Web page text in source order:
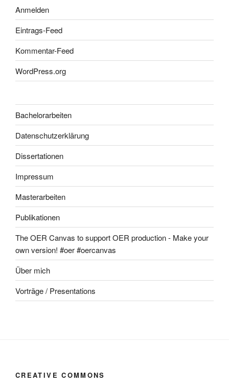
Anmelden
Eintrags-Feed
Kommentar-Feed
WordPress.org
Bachelorarbeiten
Datenschutzerklärung
Dissertationen
Impressum
Masterarbeiten
Publikationen
The OER Canvas to support OER production - Make your
own version! #oer #oercanvas
Über mich
Vorträge / Presentations
CREATIVE COMMONS